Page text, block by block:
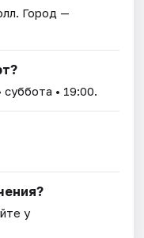
. Город —
суббота • 19:00.
у